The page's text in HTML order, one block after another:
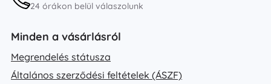
24 órákon belül válaszolunk
Minden a vásárlásról
Megrendelés státusza
Általános szerződési feltételek (ÁSZF)